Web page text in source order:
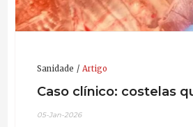
Sanidade Artigo
Caso clínico: costelas
05-Jan-2026